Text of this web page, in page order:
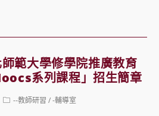
師範大學修學院推廣教育
系列課程」招生簡章
Post--教師研習 /-輔導室